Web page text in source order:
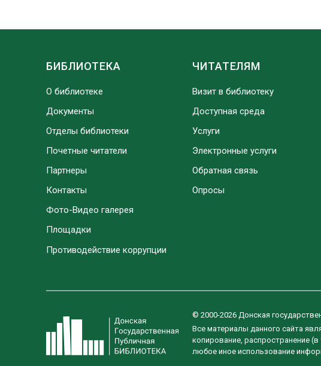
БИБЛИОТЕКА
О библиотеке
Документы
Отделы библиотеки
Почетные читатели
Партнеры
Контакты
Фото-Видео галерея
Площадки
Противодействие коррупции
ЧИТАТЕЛЯМ
Визит в библиотеку
Доступная среда
Услуги
Электронные услуги
Обратная связь
Опросы
© 2000-2026 Донская
Все материалы данного сайта
копирование, распространение
любое иное использование